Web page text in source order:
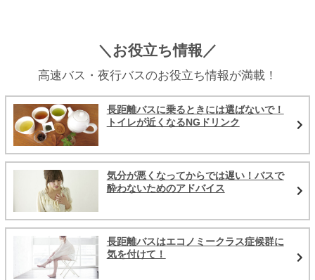
＼お役立ち情報／
高速バス・夜行バスのお役立ち情報が満載！
長距離バスに乗るときには選ばないで！
トイレが近くなるNGドリンク
気分が悪くなってからでは遅い！バスで
酔わないためのアドバイス
長距離バスはエコノミークラス症候群に
気を付けて！